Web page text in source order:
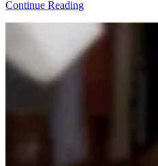
Continue Reading